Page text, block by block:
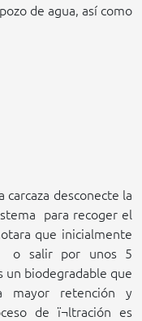
de agua, así como
desconecte la
para recoger el
que inicialmente
o salir por unos 5
un biodegradable que
mayor retención y
de ï¬ltración es